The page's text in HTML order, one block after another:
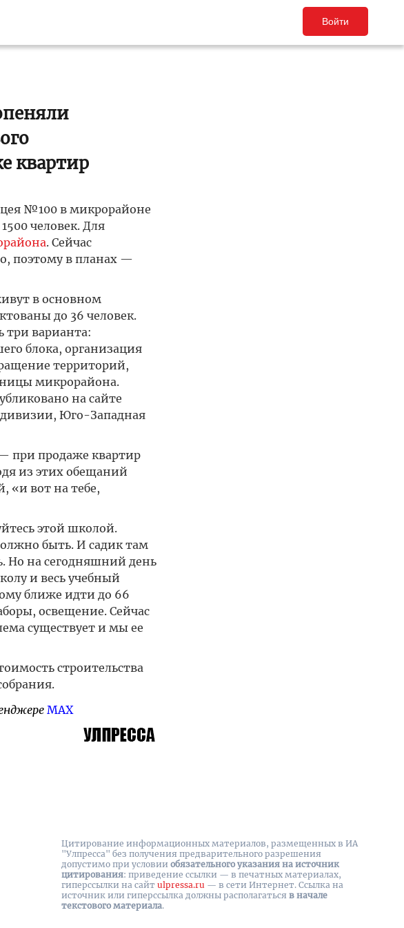
Войти
квартир
№100 в микрорайоне
человек. Для
. Сейчас
поэтому в планах —
в основном
до 36 человек.
три варианта:
блока, организация
территорий,
микрорайона.
на сайте
Юго-Западная
при продаже квартир
из этих обещаний
«и вот на тебе,
этой школой.
быть. И садик там
Но на сегодняшний день
и весь учебный
ближе идти до 66
освещение. Сейчас
существует и мы ее
строительства
MAX
Цитирование информационных материалов, размещенных в ИА
"Улпресса" без получения предварительного разрешения
допустимо при условии обязательного указания на источник
цитирования: приведение ссылки — в печатных материалах,
гиперссылки на cайт ulpressa.ru — в сети Интернет. Ссылка на
источник или гиперссылка должны располагаться в начале
текстового материала.